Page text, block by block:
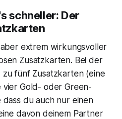
schneller: Der
extrem wirkungsvoller
Zusatzkarten. Bei der
fünf Zusatzkarten (eine
vier Gold- oder Green-
du auch nur einen
davon deinem Partner